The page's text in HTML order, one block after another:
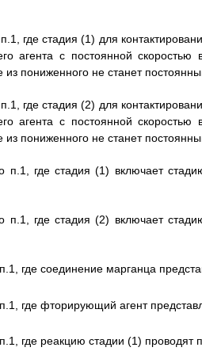
где стадия (1) для
агента с постоянной
пониженного не станет
где стадия (2) для
агента с постоянной
пониженного не станет
где стадия (1) включает
где стадия (2) включает
где соединение марганца
где фторирующий агент
где реакцию стадии (1) проводят